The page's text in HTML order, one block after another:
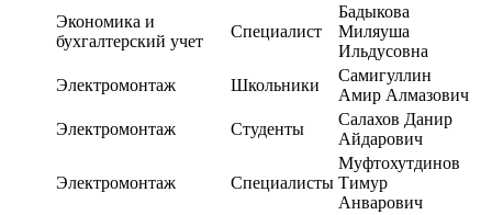
Экономика и
бухгалтерский учет
Специалист
Бадыкова
Миляуша
Ильдусовна
Электромонтаж
Школьники
Самигуллин
Амир Алмазович
Электромонтаж
Студенты
Салахов Данир
Айдарович
Электромонтаж Специалисты
Муфтохутдинов
Тимур
Анварович